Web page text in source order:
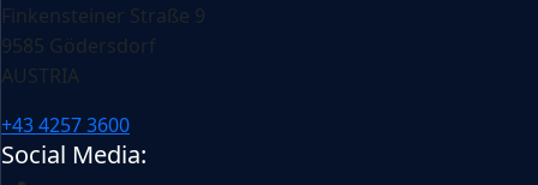
Finkensteiner Straße 9
9585 Gödersdorf
AUSTRIA
+43 4257 3600
Social Media: